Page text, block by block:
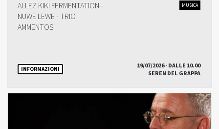
ALLEZ KIKI FERMENTATION -
NUWE LEWE - TRIO
AMMENTOS
MUSICA
INFORMAZIONI
19/07/2026 - DALLE 10.00
SEREN DEL GRAPPA